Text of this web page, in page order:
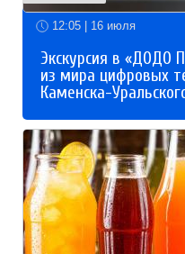
12:05 | 16 июля
Экскурсия в «ДОДО
из мира цифровых
Каменска-